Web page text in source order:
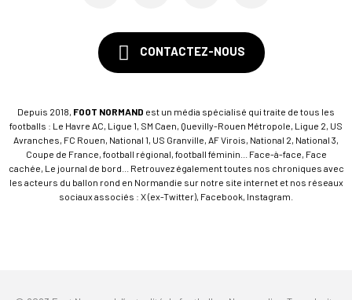
CONTACTEZ-NOUS
Depuis 2018, FOOT NORMAND est un média spécialisé qui traite de tous les
footballs : Le Havre AC, Ligue 1, SM Caen, Quevilly-Rouen Métropole, Ligue 2, US
Avranches, FC Rouen, National 1, US Granville, AF Virois, National 2, National 3,
Coupe de France, football régional, football féminin... Face-à-face, Face
cachée, Le journal de bord... Retrouvez également toutes nos chroniques avec
les acteurs du ballon rond en Normandie sur notre site internet et nos réseaux
sociaux associés : X (ex-Twitter), Facebook, Instagram.